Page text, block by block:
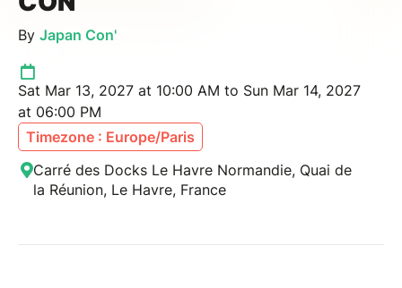
By Japan Con'
Sat Mar 13, 2027 at 10:00 AM to Sun Mar 14, 2027
at 06:00 PM
Timezone : Europe/Paris
Carré des Docks Le Havre Normandie, Quai de
la Réunion, Le Havre, France